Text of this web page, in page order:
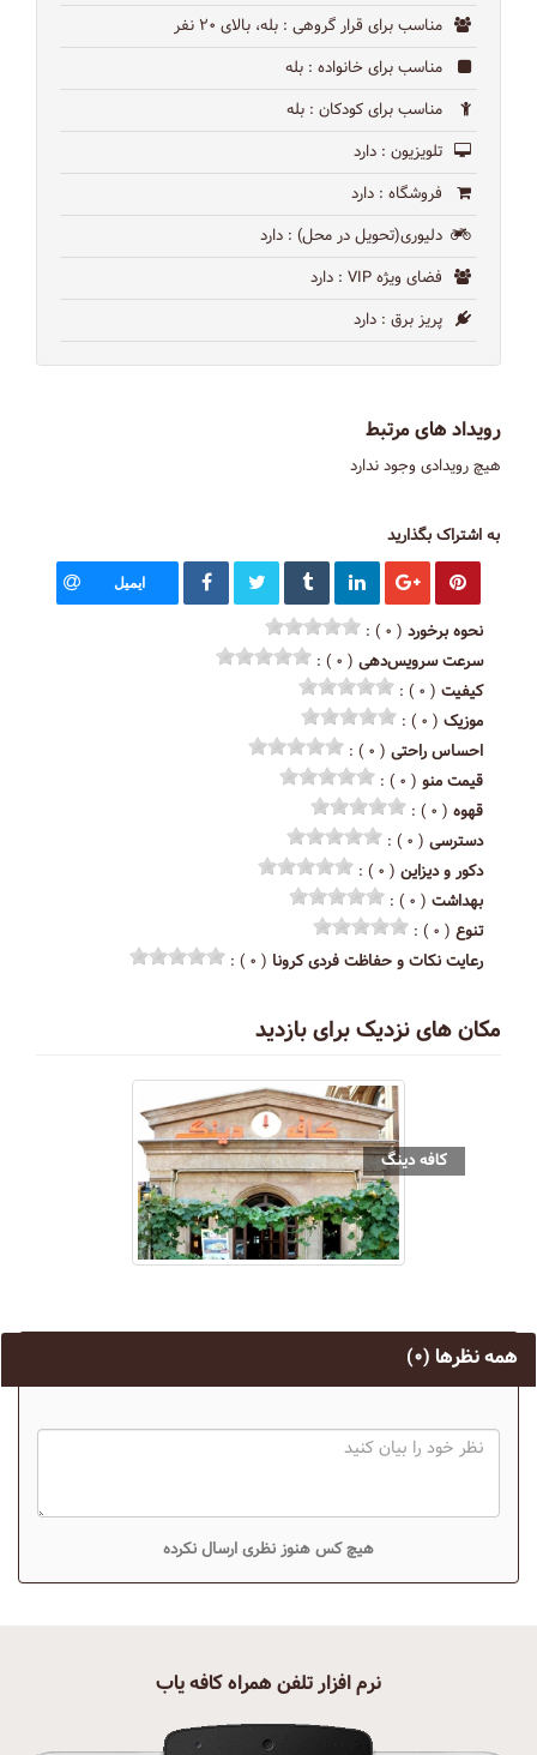
مناسب برای قرار گروهی : بله، بالای ۲۰ نفر
مناسب برای خانواده : بله
مناسب برای کودکان : بله
تلویزیون : دارد
فروشگاه : دارد
دلیوری(تحویل در محل) : دارد
فضای ویژه VIP
: دارد
پریز برق : دارد
رویداد های مرتبط
هیچ رویدادی وجود ندارد
به اشتراک بگذارید
ایمیل
نحوه برخورد ( ۰ ) :
سرعت سرویس‌دهی ( ۰ ) :
کیفیت ( ۰ ) :
موزیک ( ۰ ) :
احساس راحتی ( ۰ ) :
قیمت منو ( ۰ ) :
قهوه ( ۰ ) :
دسترسی ( ۰ ) :
دکور و دیزاین ( ۰ ) :
بهداشت ( ۰ ) :
تنوع ( ۰ ) :
رعایت نکات و حفاظت فردی کرونا ( ۰ ) :
مکان های نزدیک برای بازدید
کافه دینگ
همه نظرها (۰)
هیچ کس هنوز نظری ارسال نکرده
نرم افزار تلفن همراه کافه یاب